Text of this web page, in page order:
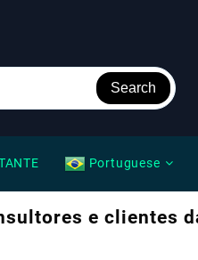
Search
Portuguese
e clientes